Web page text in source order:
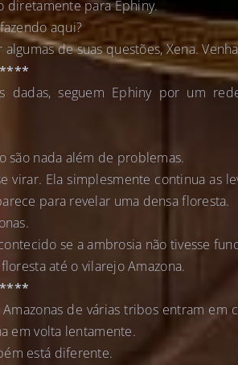
diretamente para Ephiny.
aqui?
de suas questões, Xena.
dadas, seguem Ephiny por um
são nada além de problemas.
virar. Ela simplesmente continua as
para revelar uma densa floresta.
se a ambrosia não tivesse
até o vilarejo Amazona.
de várias tribos entram em
em volta lentamente.
está diferente.